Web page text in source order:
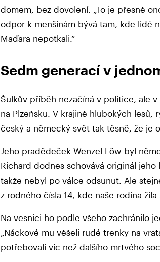
domem, bez dovolení. „To je přesně
odpor k menšinám bývá tam, kde lidé
Maďara nepotkali.“
Sedm generací v
Šulkův příběh nezačíná v politice, ale
na Plzeňsku. V krajině hlubokých
český a německý svět tak těsně, že je
Jeho pradědeček Wenzel Löw byl
Richard dodnes schovává originál jeho
takže nebyl po válce odsunut. Ale
z rodného čísla 14, kde naše rodina žila
Na vesnici ho podle všeho zachránilo
„Náckové mu věšeli rudé trenky na
potřebovali víc než dalšího mrtvého